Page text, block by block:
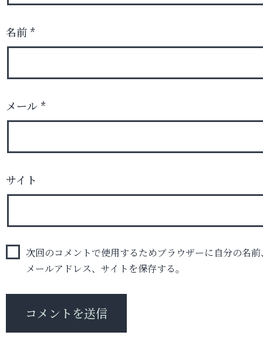
名前 *
メール *
サイト
次回のコメントで使用するためブラウザーに自分の名前
メールアドレス、サイトを保存する。